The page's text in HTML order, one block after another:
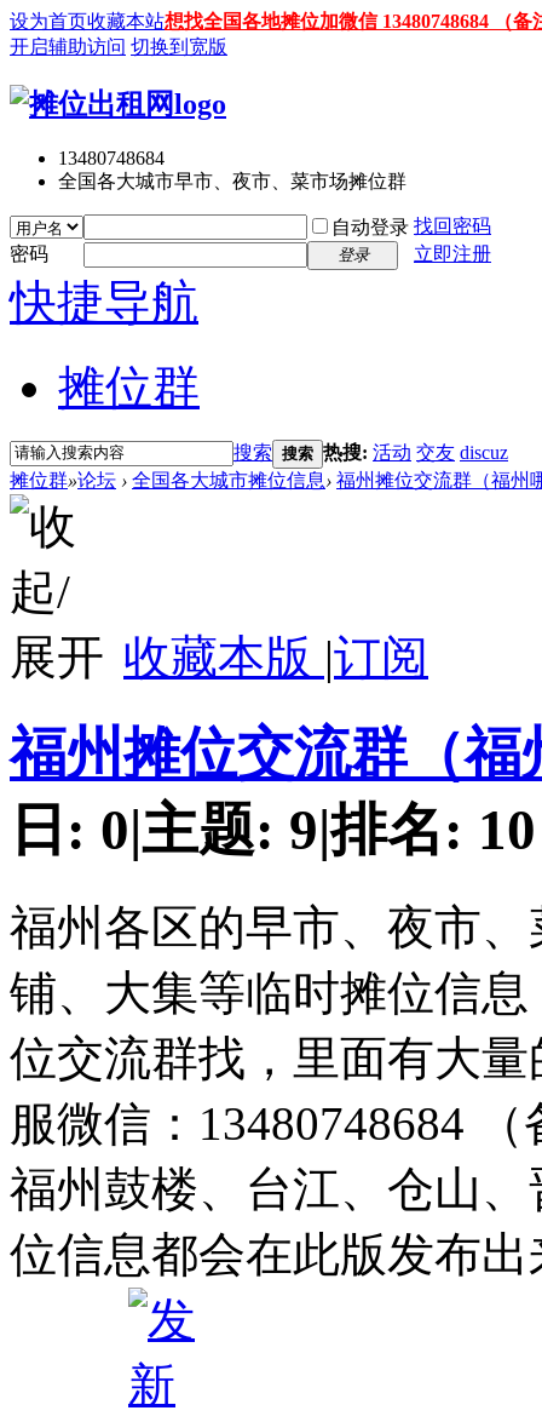
设为首页收藏本站想找全国各地摊位加微信 13480748684 （
开启辅助访问 切换到宽版
13480748684
全国各大城市早市、夜市、菜市场摊位群
自动登录 找回密码
密码
登录 立即注册
快捷导航
摊位群
搜索 搜索 热搜: 活动 交友 discuz
摊位群»论坛 › 全国各大城市摊位信息› 福州摊位交流群（福州
收藏本版 |订阅
福州摊位交流群（
日: 0|主题: 9|排名: 10
福州各区的早市、夜市
铺、大集等临时摊位信
位交流群找，里面有大
服微信：13480748684
福州鼓楼、台江、仓山
位信息都会在此版发布出